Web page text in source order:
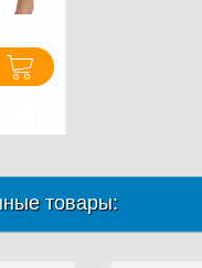
товары: